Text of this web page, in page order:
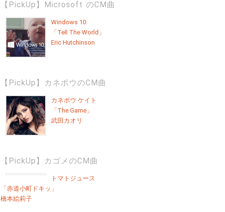
【PickUp】Microsoft のCM曲
Windows 10
「Tell The World」
Eric Hutchinson
【PickUp】カネボウのCM曲
カネボウ ケイト
「The Game」
武田カオリ
【PickUp】カゴメのCM曲
トマトジュース
「赤道小町ドキッ」
橋本絵莉子